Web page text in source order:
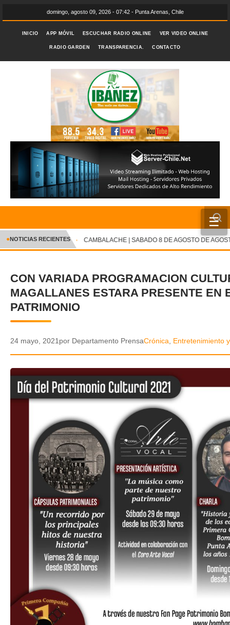
domingo, agosto 09, 2026 - 07:42 - Punta Arenas, Chile
INICIO APP MÓVIL ESCUCHAR RADIO ONLINE VER VIDEO ONLINE
RADIO GARDEN TRANSPARENCIA. CONTACTO
☰
INICIO
CRÓNICA
DEPORTES
ENTRETENIMIENTO Y CULTURA
AUDIOS
VIDEOS
GALERIA DE FOTOS
APP MÓVIL
TRANSPARENCIA
✕
●NOTICIAS RECIENTES CAMBALACHE | SABADO 8 DE AGOSTO DE
CON VARIADA PROGRAMACION
MAGALLANES ESTARA PRESENTE EN
PATRIMONIO
24 mayo, 2021por Departamento PrensaCrónica, Entretenimiento